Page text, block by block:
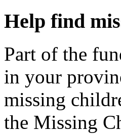
Help find
Part of the
in your
missing
the Missing